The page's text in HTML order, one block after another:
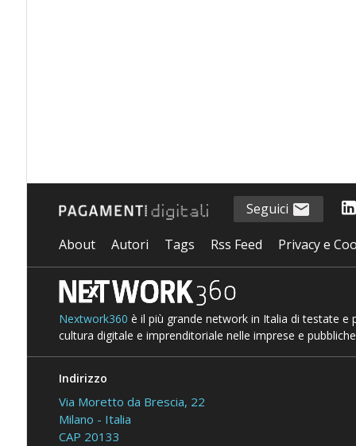
Seguici
About Autori Tags Rss Feed Privacy e
Nextwork360 è il più grande network in Italia di testate e
cultura digitale e imprenditoriale nelle imprese e
Indirizzo
Via Moretto da Brescia, 22
Milano - Italia
CAP 20133